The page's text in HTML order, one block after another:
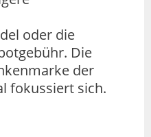
oder die
Die
der
fokussiert sich.